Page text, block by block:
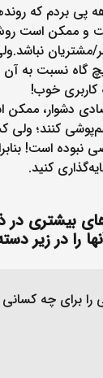
پی بردم که
و ممکن است
مشتریان
گاه نسبت به
کاربری خوب!
دشوار، ممکن
کنند؛ ولی
نبوده است!
کنید.
بیشتری
را در زیر
را برای چه